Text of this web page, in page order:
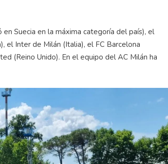
Suecia en la máxima categoría del país), el
el Inter de Milán (Italia), el FC Barcelona
(Reino Unido). En el equipo del AC Milán ha